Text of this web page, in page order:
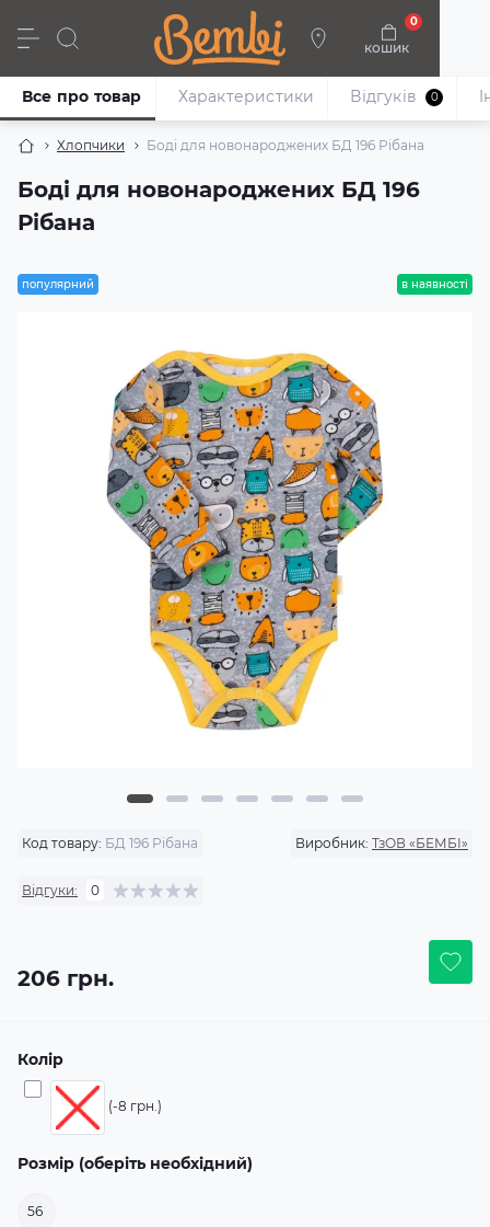
кошик
0
Дівчата Хлопці Немовлята Взуття
Хлопчики Боді для новонароджених БД 196 Рібана
Боді для новонароджених БД 196
Рібана
Все про товар Характеристики Відгуків 0
популярний в наявності
Код товару: БД 196 Рібана Виробник: ТзОВ «БЕМБІ»
Відгуки: 0
206 грн.
Колір
(-8 грн.)
Розмір (оберіть необхідний)
56